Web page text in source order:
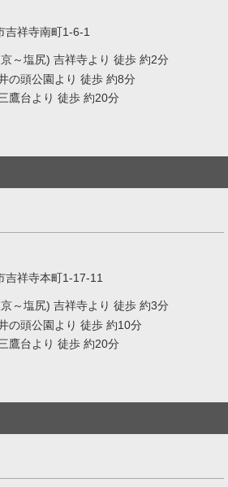
吉祥寺南町1-6-1
～塩尻) 吉祥寺より 徒歩 約2分
の頭公園より 徒歩 約8分
鷹台より 徒歩 約20分
吉祥寺本町1-17-11
～塩尻) 吉祥寺より 徒歩 約3分
の頭公園より 徒歩 約10分
鷹台より 徒歩 約20分